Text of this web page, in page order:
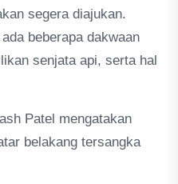
segera diajukan.
beberapa dakwaan
senjata api, serta hal
Patel mengatakan
belakang tersangka